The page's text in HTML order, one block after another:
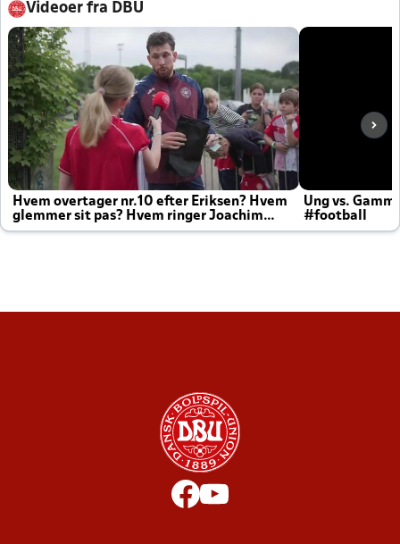
Videoer fra DBU
Hvem overtager nr.10 efter Eriksen? Hvem
glemmer sit pas? Hvem ringer Joachim
altid til efter kampe?
Ung vs.
#football